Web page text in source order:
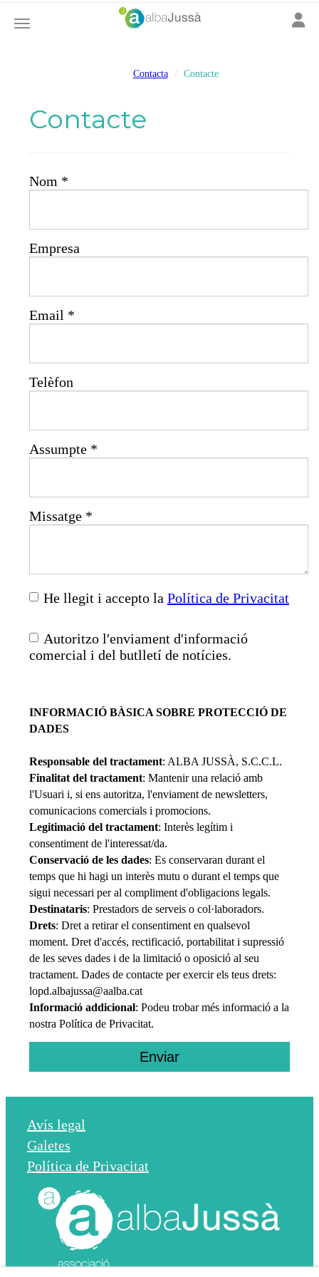
Toggle navigation
Contacta Contacte
Contacte
Nom *
Empresa
Email *
Telèfon
Assumpte *
Missatge *
He llegit i accepto la Política de Privacitat
Autoritzo l'enviament d'informació
comercial i del butlletí de notícies.
INFORMACIÓ BÀSICA SOBRE PROTECCIÓ DE
DADES
Responsable del tractament: ALBA JUSSÀ, S.C.C.L.
Finalitat del tractament: Mantenir una relació amb
l'Usuari i, si ens autoritza, l'enviament de newsletters,
comunicacions comercials i promocions.
Legitimació del tractament: Interès legítim i
consentiment de l'interessat/da.
Conservació de les dades: Es conservaran durant el
temps que hi hagi un interès mutu o durant el temps que
sigui necessari per al compliment d'obligacions legals.
Destinataris: Prestadors de serveis o col·laboradors.
Drets: Dret a retirar el consentiment en qualsevol
moment. Dret d'accés, rectificació, portabilitat i supressió
de les seves dades i de la limitació o oposició al seu
tractament. Dades de contacte per exercir els teus drets:
lopd.albajussa@aalba.cat
Informació addicional: Podeu trobar més informació a la
nostra Política de Privacitat.
Enviar
Avís legal
Galetes
Política de Privacitat